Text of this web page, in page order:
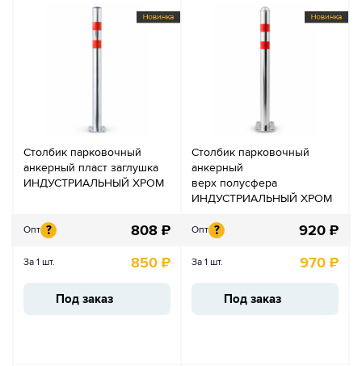
Столбик парковочный
анкерный пласт заглушка
ИНДУСТРИАЛЬНЫЙ ХРОМ
Опт ? 808 ₽
За 1 шт. 850 ₽
Под заказ
Столбик парковочный
анкерный
верх полусфера
ИНДУСТРИАЛЬНЫЙ ХРОМ
Опт ? 920 ₽
За 1 шт. 970 ₽
Под заказ